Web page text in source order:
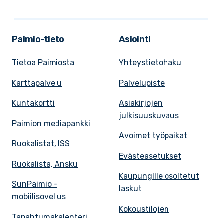
Paimio-tieto
Tietoa Paimiosta
Karttapalvelu
Kuntakortti
Paimion mediapankki
Ruokalistat, ISS
Ruokalista, Ansku
SunPaimio -
mobiilisovellus
Asiointi
Yhteystietohaku
Palvelupiste
Asiakirjojen
julkisuuskuvaus
Avoimet työpaikat
Evästeasetukset
Kaupungille osoitetut
laskut
Kokoustilojen